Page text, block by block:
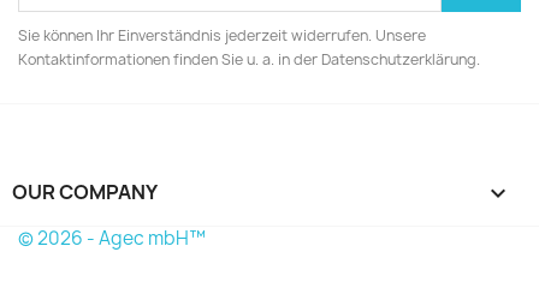
Sie können Ihr Einverständnis jederzeit widerrufen. Unsere
Kontaktinformationen finden Sie u. a. in der Datenschutzerklärung.
OUR COMPANY 
© 2026 - Agec mbH™